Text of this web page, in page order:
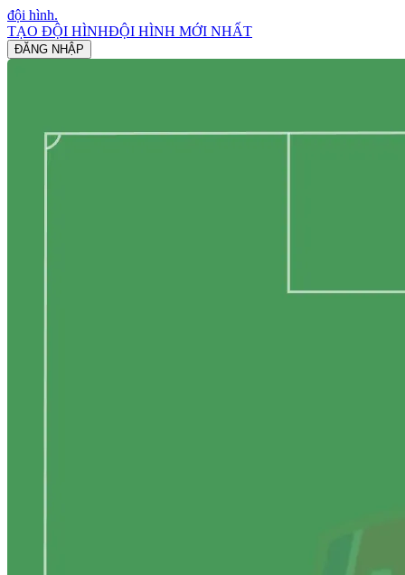
đội hình.
TẠO ĐỘI HÌNHĐỘI HÌNH MỚI NHẤT
ĐĂNG NHẬP